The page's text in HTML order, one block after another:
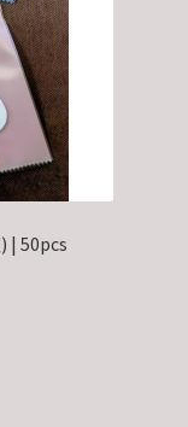
| 50pcs